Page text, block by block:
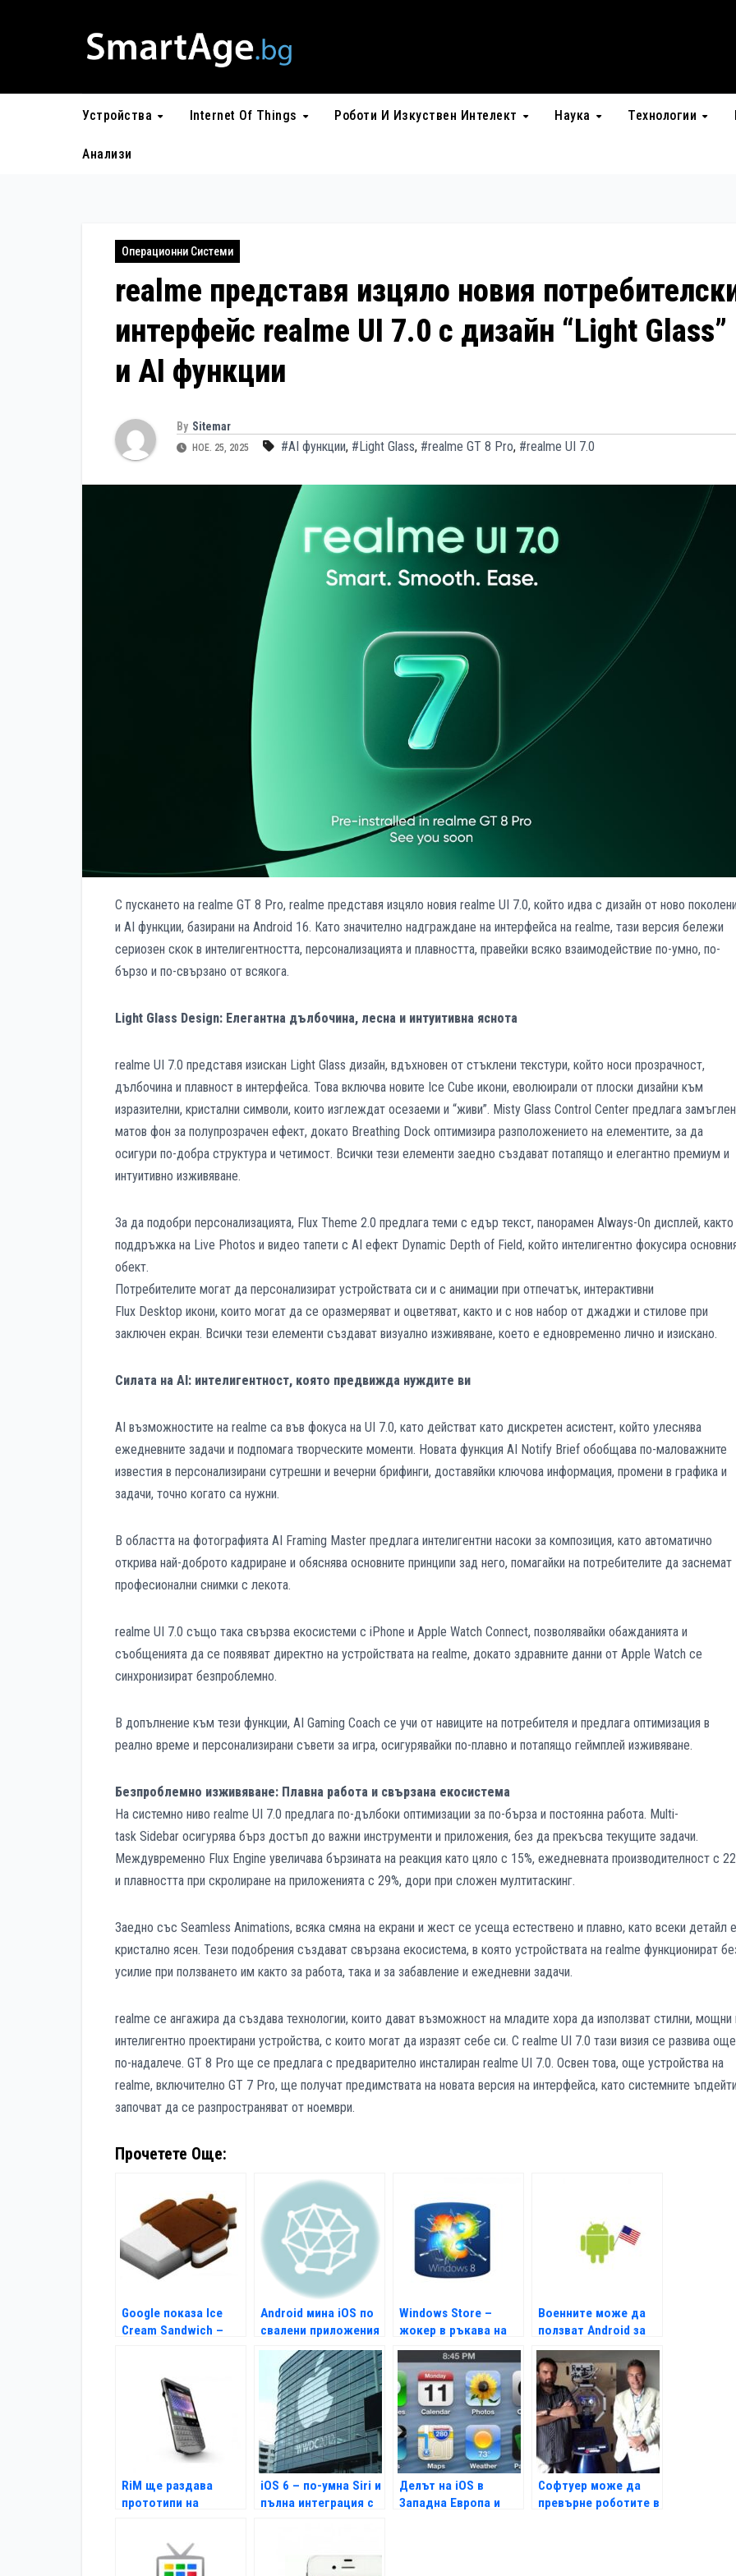
Устройства Internet Of Things Роботи И Изкуствен Интелект Наука Технологии
Анализи
Операционни Системи
realme представя изцяло новия
интерфейс realme UI 7.0 с дизайн “Light Glass”
и AI функции
By Sitemar
НОЕ. 25, 2025 #AI функции, #Light Glass, #realme GT 8 Pro, #realme UI 7.0
С пускането на realme GT 8 Pro, realme представя изцяло новия realme UI 7.0, който идва с дизайн от ново
и AI функции, базирани на Android 16. Като значително надграждане на интерфейса на realme, тази версия бележи
сериозен скок в интелигентността, персонализацията и плавността, правейки всяко взаимодействие по-умно, по-
бързо и по-свързано от всякога.
Light Glass Design: Елегантна дълбочина, лесна и интуитивна яснота
realme UI 7.0 представя изискан Light Glass дизайн, вдъхновен от стъклени текстури, който носи прозрачност,
дълбочина и плавност в интерфейса. Това включва новите Ice Cube икони, еволюирали от плоски дизайни към
изразителни, кристални символи, които изглеждат осезаеми и “живи”. Misty Glass Control Center предлага
матов фон за полупрозрачен ефект, докато Breathing Dock оптимизира разположението на елементите, за да
осигури по-добра структура и четимост. Всички тези елементи заедно създават потапящо и елегантно премиум и
интуитивно изживяване.
За да подобри персонализацията, Flux Theme 2.0 предлага теми с едър текст, панорамен Always-On дисплей, както
поддръжка на Live Photos и видео тапети с AI ефект Dynamic Depth of Field, който интелигентно фокусира
обект.
Потребителите могат да персонализират устройствата си и с анимации при отпечатък, интерактивни
Flux Desktop икони, които могат да се оразмеряват и оцветяват, както и с нов набор от джаджи и стилове при
заключен екран. Всички тези елементи създават визуално изживяване, което е едновременно лично и изискано.
Силата на AI: интелигентност, която предвижда нуждите ви
AI възможностите на realme са във фокуса на UI 7.0, като действат като дискретен асистент, който улеснява
ежедневните задачи и подпомага творческите моменти. Новата функция AI Notify Brief обобщава по-маловажните
известия в персонализирани сутрешни и вечерни брифинги, доставяйки ключова информация, промени в графика и
задачи, точно когато са нужни.
В областта на фотографията AI Framing Master предлага интелигентни насоки за композиция, като автоматично
открива най-доброто кадриране и обяснява основните принципи зад него, помагайки на потребителите да заснемат
професионални снимки с лекота.
realme UI 7.0 също така свързва екосистеми с iPhone и Apple Watch Connect, позволявайки обажданията и
съобщенията да се появяват директно на устройствата на realme, докато здравните данни от Apple Watch се
синхронизират безпроблемно.
В допълнение към тези функции, AI Gaming Coach се учи от навиците на потребителя и предлага оптимизация в
реално време и персонализирани съвети за игра, осигурявайки по-плавно и потапящо геймплей изживяване.
Безпроблемно изживяване: Плавна работа и свързана екосистема
На системно ниво realme UI 7.0 предлага по-дълбоки оптимизации за по-бърза и постоянна работа. Multi-
task Sidebar осигурява бърз достъп до важни инструменти и приложения, без да прекъсва текущите задачи.
Междувременно Flux Engine увеличава бързината на реакция като цяло с 15%, ежедневната производителност с
и плавността при скролиране на приложенията с 29%, дори при сложен мултитаскинг.
Заедно със Seamless Animations, всяка смяна на екрани и жест се усеща естествено и плавно, като всеки детайл е
кристално ясен. Тези подобрения създават свързана екосистема, в която устройствата на realme функционират
усилие при ползването им както за работа, така и за забавление и ежедневни задачи.
realme се ангажира да създава технологии, които дават възможност на младите хора да използват стилни, мощни
интелигентно проектирани устройства, с които могат да изразят себе си. С realme UI 7.0 тази визия се развива още
по-надалече. GT 8 Pro ще се предлага с предварително инсталиран realme UI 7.0. Освен това, още устройства на
realme, включително GT 7 Pro, ще получат предимствата на новата версия на интерфейса, като системните ъпдейти
започват да се разпространяват от ноември.
Прочетете Още:
Google показа Ice
Cream Sandwich –
Android мина iOS по
свалени приложения
Windows Store –
жокер в ръкава на
MS
Военните може да
ползват Android за
комуникации
RiM ще раздава
прототипи на
iOS 6 – по-умна Siri и
пълна интеграция с
Делът на iOS в
Западна Европа и
Софтуер може да
превърне роботите в